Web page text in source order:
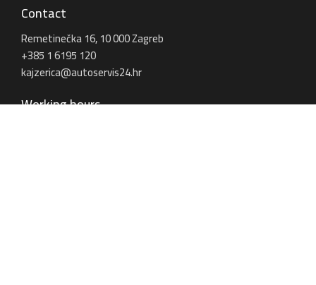
Contact
Remetinečka 16, 10 000 Zagreb
+385 1 6195 120
kajzerica@autoservis24.hr
Working hours